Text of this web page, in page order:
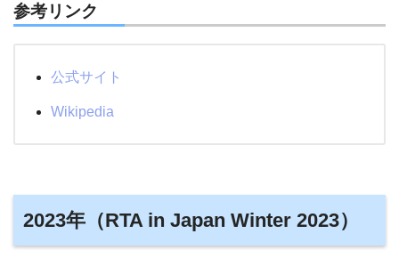
参考リンク
公式サイト
Wikipedia
2023年（RTA in Japan Winter 2023）